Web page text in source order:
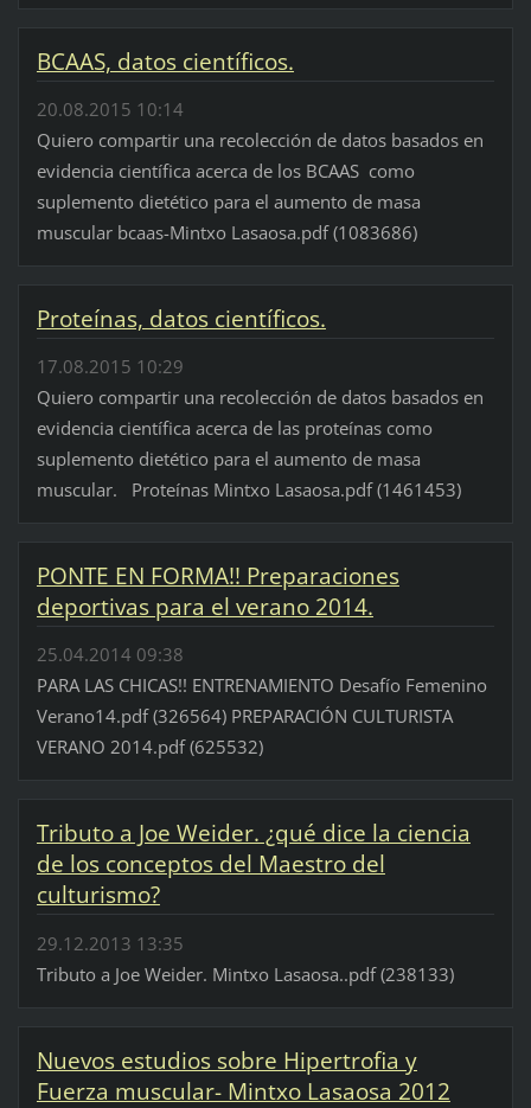
BCAAS, datos científicos.
20.08.2015 10:14
Quiero compartir una recolección de datos basados en
evidencia científica acerca de los BCAAS como
suplemento dietético para el aumento de masa
muscular bcaas-Mintxo Lasaosa.pdf (1083686)
Proteínas, datos científicos.
17.08.2015 10:29
Quiero compartir una recolección de datos basados en
evidencia científica acerca de las proteínas como
suplemento dietético para el aumento de masa
muscular. Proteínas Mintxo Lasaosa.pdf (1461453)
PONTE EN FORMA!! Preparaciones
deportivas para el verano 2014.
25.04.2014 09:38
PARA LAS CHICAS!! ENTRENAMIENTO Desafío Femenino
Verano14.pdf (326564) PREPARACIÓN CULTURISTA
VERANO 2014.pdf (625532)
Tributo a Joe Weider. ¿qué dice la ciencia
de los conceptos del Maestro del
culturismo?
29.12.2013 13:35
Tributo a Joe Weider. Mintxo Lasaosa..pdf (238133)
Nuevos estudios sobre Hipertrofia y
Fuerza muscular- Mintxo Lasaosa 2012